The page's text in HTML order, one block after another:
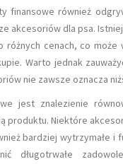
finansowe również
akcesoriów dla psa.
różnych cenach, co może
Warto jednak
nie zawsze oznacza
jest znalezienie
produktu. Niektóre
bardziej wytrzymałe i
długotrwałe